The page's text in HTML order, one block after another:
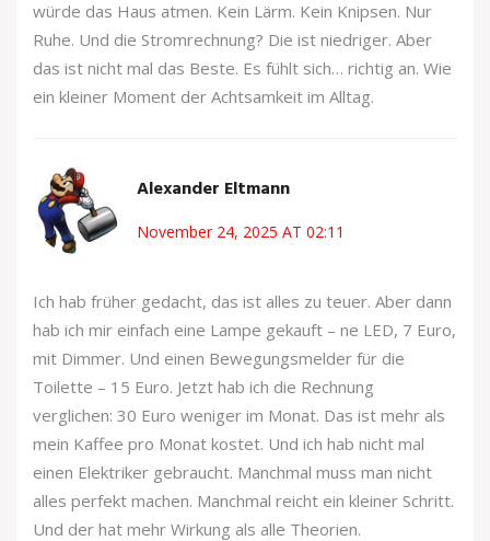
würde das Haus atmen. Kein Lärm. Kein Knipsen. Nur
Ruhe. Und die Stromrechnung? Die ist niedriger. Aber
das ist nicht mal das Beste. Es fühlt sich… richtig an. Wie
ein kleiner Moment der Achtsamkeit im Alltag.
Alexander Eltmann
November 24, 2025 AT 02:11
Ich hab früher gedacht, das ist alles zu teuer. Aber dann
hab ich mir einfach eine Lampe gekauft – ne LED, 7 Euro,
mit Dimmer. Und einen Bewegungsmelder für die
Toilette – 15 Euro. Jetzt hab ich die Rechnung
verglichen: 30 Euro weniger im Monat. Das ist mehr als
mein Kaffee pro Monat kostet. Und ich hab nicht mal
einen Elektriker gebraucht. Manchmal muss man nicht
alles perfekt machen. Manchmal reicht ein kleiner Schritt.
Und der hat mehr Wirkung als alle Theorien.